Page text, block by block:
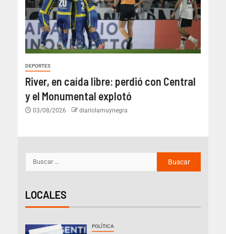
DEPORTES
River, en caída libre: perdió con Central
y el Monumental explotó
03/08/2026 diariolamuynegra
LOCALES
POLÍTICA